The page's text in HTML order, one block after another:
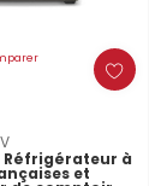
Réfrigérateur à
et